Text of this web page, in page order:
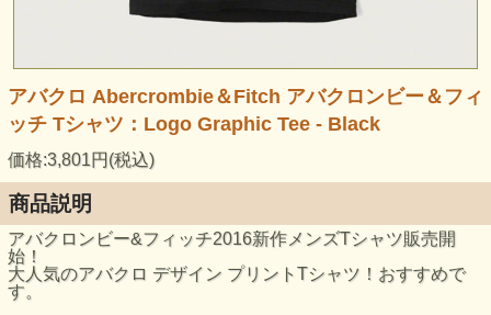
アバクロ Abercrombie＆Fitch アバクロンビー＆フィ
ッチ Tシャツ：Logo Graphic Tee - Black
価格:3,801円(税込)
商品説明
アバクロンビー&フィッチ2016新作メンズTシャツ販売開
始！
大人気のアバクロ デザイン プリントTシャツ！おすすめで
す。